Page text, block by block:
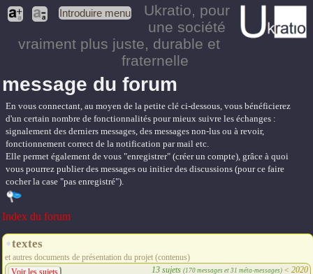
Introduire menu Ukratio, pour
une société
vraiment plus juste, durable et
fraternelle
message du forum
En vous connectant, au moyen de la petite clé ci-dessous, vous bénéficierez
d'un certain nombre de fonctionnalités pour mieux suivre les échanges :
signalement des derniers messages, des messages non-lus ou à revoir,
fonctionnement correct de la notification par mail etc.
Elle permet également de vous "enregistrer" (créer un compte), grâce à quoi
vous pourrez publier des messages ou initier des discussions (pour ce faire
cocher la case "pas enregistré").
Index du forum
textes
et autres documents de présentation du projet (contenus)
13 sujets (170 messages et 31 méta-messages) < 2020
Voir les sujets